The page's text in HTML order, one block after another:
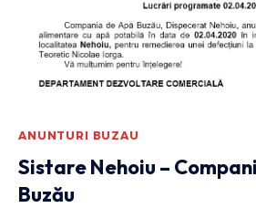
ANUNTURI BUZAU
Sistare Nehoiu –
Buzău